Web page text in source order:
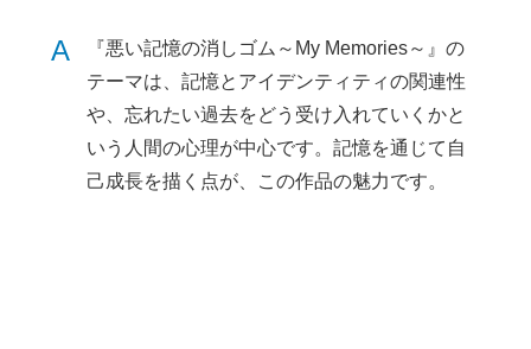
A
『悪い記憶の消しゴム～My Memories～』の
テーマは、記憶とアイデンティティの関連性
や、忘れたい過去をどう受け入れていくかと
いう人間の心理が中心です。記憶を通じて自
己成長を描く点が、この作品の魅力です。